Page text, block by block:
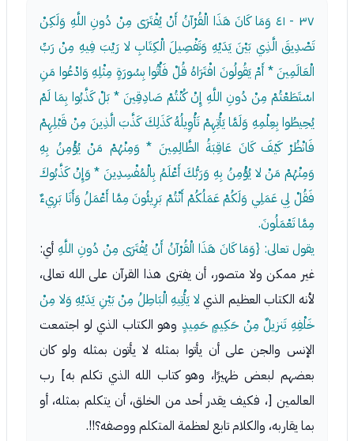
٣٧ - ٤١
وَمَا كَانَ هَذَا الْقُرْآنُ أَنْ يُفْتَرَى مِنْ دُونِ اللَّهِ وَلَكِنْ
تَصْدِيقَ الَّذِي بَيْنَ يَدَيْهِ وَتَفْصِيلَ الْكِتَابِ لا رَيْبَ فِيهِ مِنْ رَبِّ
الْعَالَمِينَ * أَمْ يَقُولُونَ افْتَرَاهُ قُلْ فَأْتُوا بِسُورَةٍ مِثْلِهِ وَادْعُوا مَنِ
اسْتَطَعْتُمْ مِنْ دُونِ اللَّهِ إِنْ كُنْتُمْ صَادِقِينَ * بَلْ كَذَّبُوا بِمَا لَمْ
يُحِيطُوا بِعِلْمِهِ وَلَمَّا يَأْتِهِمْ تَأْوِيلُهُ كَذَلِكَ كَذَّبَ الَّذِينَ مِنْ قَبْلِهِمْ
فَانْظُرْ كَيْفَ كَانَ عَاقِبَةُ الظَّالِمِينَ * وَمِنْهُمْ مَنْ يُؤْمِنُ بِهِ
وَمِنْهُمْ مَنْ لا يُؤْمِنُ بِهِ وَرَبُّكَ أَعْلَمُ بِالْمُفْسِدِينَ * وَإِنْ كَذَّبُوكَ
فَقُلْ لِي عَمَلِي وَلَكُمْ عَمَلُكُمْ أَنْتُمْ بَرِيئُونَ مِمَّا أَعْمَلُ وَأَنَا بَرِيءٌ
مِمَّا تَعْمَلُونَ.
يقول تعالى: {وَمَا كَانَ هَذَا الْقُرْآنُ أَنْ يُفْتَرَى مِنْ دُونِ اللَّهِأي:
غير ممكن ولا متصور، أن يفترى هذا القرآن على الله تعالى،
لأنه الكتاب العظيم الذي لا يَأْتِيهِ الْبَاطِلُ مِنْ بَيْنِ يَدَيْهِ وَلا مِنْ
خَلْفِهِ تَنزيلٌ مِنْ حَكِيمٍ حَمِيدٍ وهو الكتاب الذي لو اجتمعت
الإنس والجن على أن يأتوا بمثله لا يأتون بمثله ولو كان
بعضهم لبعض ظهيرًا، وهو كتاب الله الذي تكلم به] رب
العالمين [، فكيف يقدر أحد من الخلق، أن يتكلم بمثله، أو
بما يقاربه، والكلام تابع لعظمة المتكلم ووصفه؟!!.